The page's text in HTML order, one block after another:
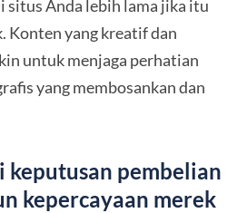
situs Anda lebih lama jika itu
Konten yang kreatif dan
untuk menjaga perhatian
yang membosankan dan
keputusan pembelian
kepercayaan merek